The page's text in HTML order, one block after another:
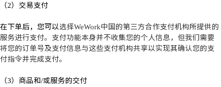
（2）交易支付
在下单后，您可以选择WeWork中国的第三方合作支付机构所提供的
服务进行支付。支付功能本身并不收集您的个人信息，但我们需要
将您的订单号及支付信息与这些支付机构共享以实现其确认您的支
付指令并完成支付。
（3）商品和/或服务的交付